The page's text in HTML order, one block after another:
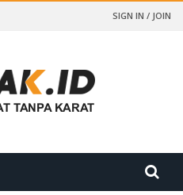
SIGN IN / JOIN